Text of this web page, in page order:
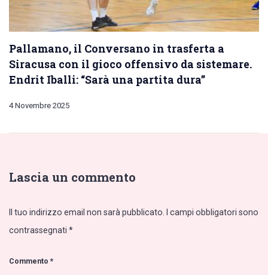
Pallamano, il Conversano in trasferta a
Siracusa con il gioco offensivo da sistemare.
Endrit Iballi: “Sarà una partita dura”
4 Novembre 2025
Lascia un commento
Il tuo indirizzo email non sarà pubblicato.
I campi obbligatori sono
contrassegnati *
Commento*